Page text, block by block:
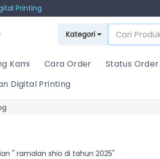
Printing
Kategori
Kami Cara Order Status Order
Digital Printing
" ramalan shio di tahun 2025"